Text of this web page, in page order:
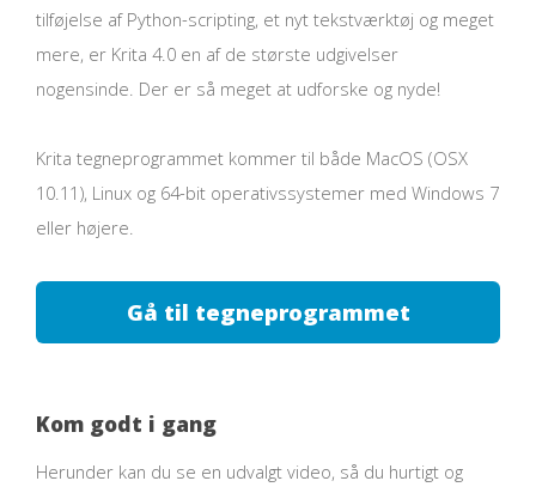
tilføjelse af Python-scripting, et nyt tekstværktøj og meget
mere, er Krita 4.0 en af de største udgivelser
nogensinde. Der er så meget at udforske og nyde!
Krita tegneprogrammet kommer til både MacOS (OSX
10.11), Linux og 64-bit operativssystemer med Windows 7
eller højere.
Gå til tegneprogrammet
Kom godt i gang
Herunder kan du se en udvalgt video, så du hurtigt og